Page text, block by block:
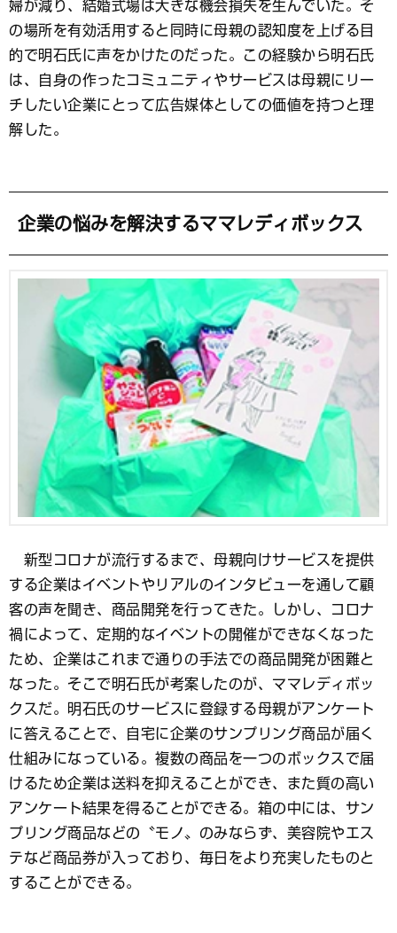
婦が減り、結婚式場は大きな機会損失を生んでいた。そ
の場所を有効活用すると同時に母親の認知度を上げる目
的で明石氏に声をかけたのだった。この経験から明石氏
は、自身の作ったコミュニティやサービスは母親にリー
チしたい企業にとって広告媒体としての価値を持つと理
解した。
企業の悩みを解決するママレディボックス
新型コロナが流行するまで、母親向けサービスを提供
する企業はイベントやリアルのインタビューを通して顧
客の声を聞き、商品開発を行ってきた。しかし、コロナ
禍によって、定期的なイベントの開催ができなくなった
ため、企業はこれまで通りの手法での商品開発が困難と
なった。そこで明石氏が考案したのが、ママレディボッ
クスだ。明石氏のサービスに登録する母親がアンケート
に答えることで、自宅に企業のサンプリング商品が届く
仕組みになっている。複数の商品を一つのボックスで届
けるため企業は送料を抑えることができ、また質の高い
アンケート結果を得ることができる。箱の中には、サン
プリング商品などの〝モノ〟のみならず、美容院やエス
テなど商品券が入っており、毎日をより充実したものと
することができる。